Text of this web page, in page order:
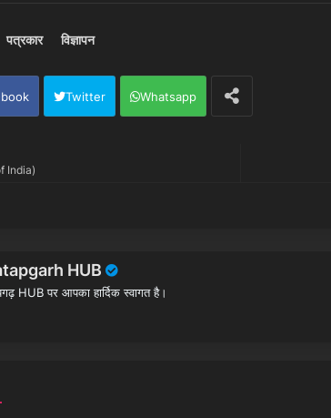
पत्रकार विज्ञापन
Twitter Whatsapp
India)
HUB
HUB पर आपका हार्दिक स्वागत है।